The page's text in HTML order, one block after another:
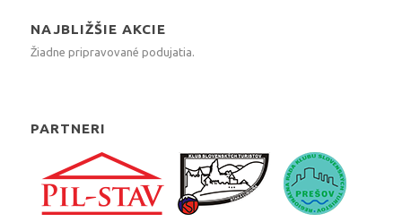
NAJBLIŽŠIE AKCIE
Žiadne pripravované podujatia.
PARTNERI